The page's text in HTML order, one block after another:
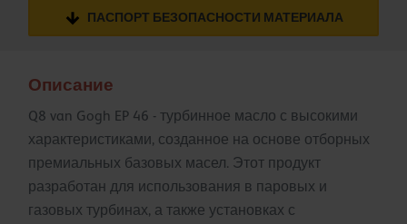
ПАСПОРТ БЕЗОПАСНОСТИ МАТЕРИАЛА
Описание
Q8 van Gogh EP 46 - турбинное масло с высокими
характеристиками, созданное на основе отборных
премиальных базовых масел. Этот продукт
разработан для использования в паровых и
газовых турбинах, а также установках с